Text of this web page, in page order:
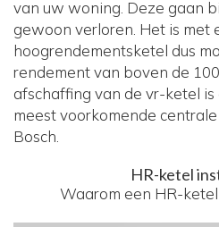
van uw woning. Deze gaan
gewoon verloren. Het is met
hoogrendementsketel dus
rendement van boven de
afschaffing van de vr-ketel
meest voorkomende
Bosch.
HR-ketel
Waarom een HR-